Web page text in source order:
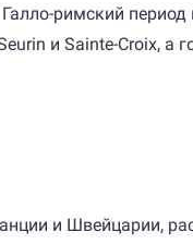
римский
и Sainte-Croix,
и Швейцарии,